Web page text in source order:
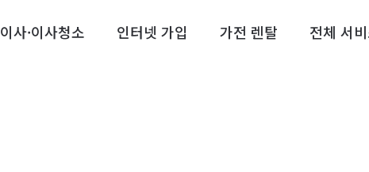
이사·이사청소 인터넷 가입 가전 렌탈 전체 서